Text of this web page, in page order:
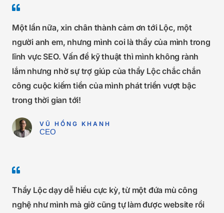
Một lần nữa, xin chân thành cảm ơn tới Lộc, một
người anh em, nhưng mình coi là thầy của mình trong
lĩnh vực SEO. Vấn đề kỹ thuật thì mình không rành
lắm nhưng nhờ sự trợ giúp của thầy Lộc chắc chắn
công cuộc kiếm tiền của mình phát triển vượt bậc
trong thời gian tới!
VŨ HỒNG KHANH
CEO
Thầy Lộc dạy dễ hiểu cực kỳ, từ một đứa mù công
nghệ như mình mà giờ cũng tự làm được website rồi